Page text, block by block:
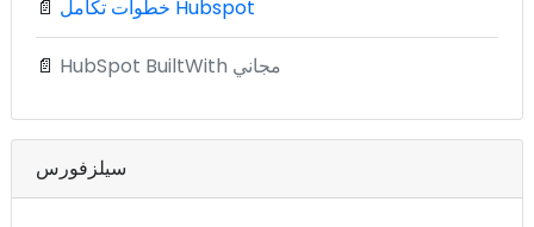
📄 خطوات تكامل Hubspot
📄 HubSpot BuiltWith مجاني
سيلزفورس